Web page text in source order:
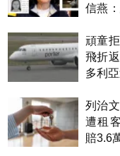
信燕
頑童
飛折
多利
列治
遭租
賠3.6